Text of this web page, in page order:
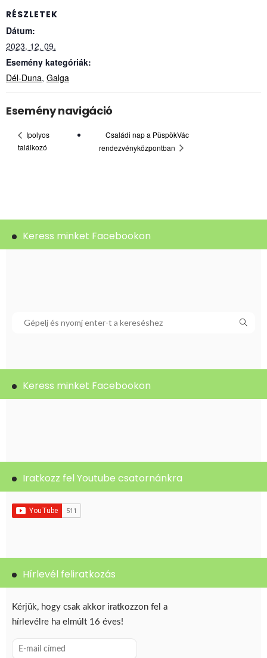
RÉSZLETEK
Dátum:
2023. 12. 09.
Esemény kategóriák:
Dél-Duna, Galga
Esemény navigáció
Ipolyos
találkozó
Családi nap a PüspökVác
rendezvényközpontban
Keress minket Facebookon
Keress minket Facebookon
Iratkozz fel Youtube csatornánkra
Hírlevél feliratkozás